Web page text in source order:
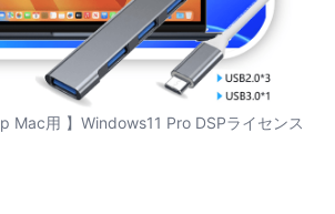
Mac用 】Windows11 Pro DSPライセンス